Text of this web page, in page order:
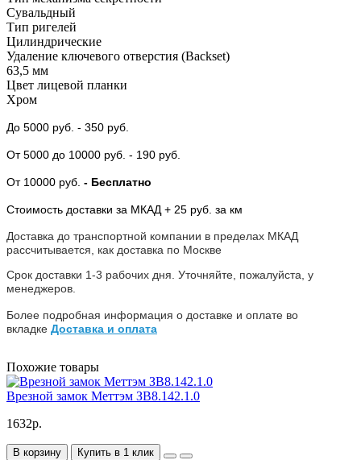
Сувальдный
Тип ригелей
Цилиндрические
Удаление ключевого отверстия (Backset)
63,5 мм
Цвет лицевой планки
Хром
До 5000 руб. - 350 руб.
От 5000 до 10000 руб. - 190 руб.
От 10000 руб. - Бесплатно
Стоимость доставки за МКАД + 25 руб. за км
Доставка до транспортной компании в пределах МКАД
рассчитывается, как доставка по Москве
Срок доставки 1-3 рабочих дня. Уточняйте, пожалуйста, у
менеджеров.
Более подробная информация о доставке и оплате во
вкладке Доставка и оплата
Похожие товары
Врезной замок Меттэм ЗВ8.142.1.0
1632р.
В корзину Купить в 1 клик